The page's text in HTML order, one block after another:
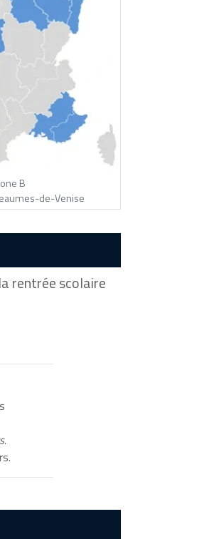
B
de-Venise
rentrée scolaire